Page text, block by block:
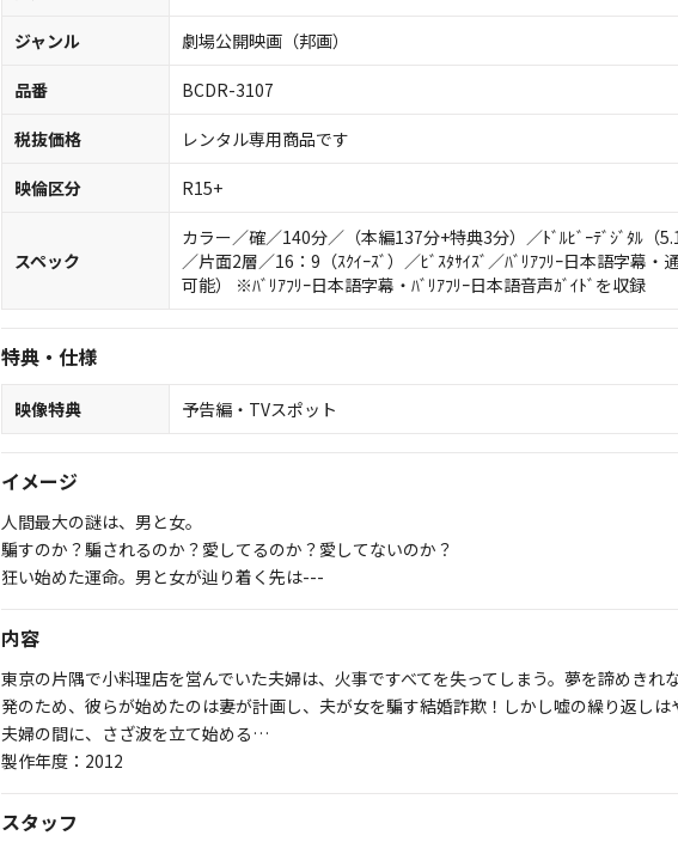
ジャンル 劇場公開映画（邦画）
品番 BCDR-3107
税抜価格 レンタル専用商品です
映倫区分 R15+
スペック
カラー／確／140分／（本編137分+特典3分）／ﾄﾞﾙﾋﾞｰﾃﾞｼﾞﾀﾙ（
／片面2層／16：9（ｽｸｲｰｽﾞ）／ﾋﾞｽﾀｻｲｽﾞ／ﾊﾞﾘｱﾌﾘｰ日本語字幕・
可能） ※ﾊﾞﾘｱﾌﾘｰ日本語字幕・ﾊﾞﾘｱﾌﾘｰ日本語音声ｶﾞｲﾄﾞを収録
特典・仕様
映像特典 予告編・TVスポット
イメージ
人間最大の謎は、男と女。
騙すのか？騙されるのか？愛してるのか？愛してないのか？
狂い始めた運命。男と女が辿り着く先は---
内容
東京の片隅で小料理店を営んでいた夫婦は、火事ですべてを失ってしまう。夢を諦めきれ
発のため、彼らが始めたのは妻が計画し、夫が女を騙す結婚詐欺！しかし嘘の繰り返しは
夫婦の間に、さざ波を立て始める…
製作年度：2012
スタッフ